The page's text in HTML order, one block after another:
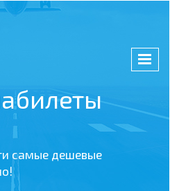
самые дешевые